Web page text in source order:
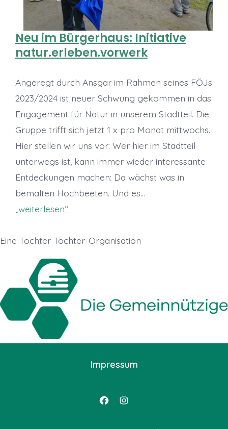
Neu im Bürgerhaus: Initiative
natur.erleben.vorwerk
Angeregt durch Ansgar im Rahmen seines FÖJs
2023/2024 ist neuer Schwung gekommen in das
Engagement für Natur in unserem Stadtteil. Die
Gruppe trifft sich jetzt 1 x pro Monat mittwochs.
Hier stellen wir uns vor: Wer hier im Stadtteil
unterwegs ist, kann immer wieder interessante
Entdeckungen machen: Da wächst was in
bemalten Hochbeeten. Und es…
„weiterlesen“
Eine Tochter Tochter-Organisation
Impressum
FacebookInstagram